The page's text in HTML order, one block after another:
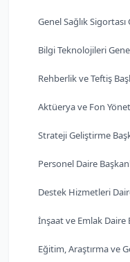
Genel Sağlık
Bilgi Teknolojileri
Rehberlik ve Teftiş
Aktüerya ve Fon
Strateji Geliştirme
Personel Daire
Destek Hizmetleri
İnşaat ve Emlak Daire
Eğitim, Araştırma ve